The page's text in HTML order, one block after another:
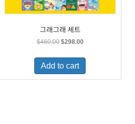
그래그래 세트
$460.00 Original
was:
$460.00.
$298.00Current
is:
Add to cart